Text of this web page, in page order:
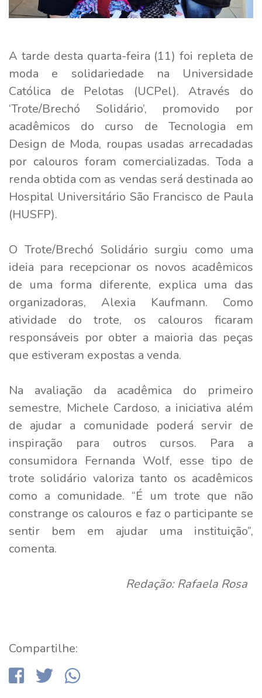
A tarde desta quarta-feira (11) foi repleta de
moda e solidariedade na Universidade
Católica de Pelotas (UCPel). Através do
‘Trote/Brechó Solidário’, promovido por
acadêmicos do curso de Tecnologia em
Design de Moda, roupas usadas arrecadadas
por calouros foram comercializadas. Toda a
renda obtida com as vendas será destinada ao
Hospital Universitário São Francisco de Paula
(HUSFP).
O Trote/Brechó Solidário surgiu como uma
ideia para recepcionar os novos acadêmicos
de uma forma diferente, explica uma das
organizadoras, Alexia Kaufmann. Como
atividade do trote, os calouros ficaram
responsáveis por obter a maioria das peças
que estiveram expostas a venda.
Na avaliação da acadêmica do primeiro
semestre, Michele Cardoso, a iniciativa além
de ajudar a comunidade poderá servir de
inspiração para outros cursos. Para a
consumidora Fernanda Wolf, esse tipo de
trote solidário valoriza tanto os acadêmicos
como a comunidade. “É um trote que não
constrange os calouros e faz o participante se
sentir bem em ajudar uma instituição”,
comenta.
Redação: Rafaela Rosa
Compartilhe: